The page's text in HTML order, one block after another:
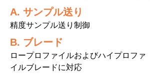
A. ​サンプル送り
精度サンプル送り制御
B. ブレード
ロープロファイルおよびハイプロファ
イルブレードに対応